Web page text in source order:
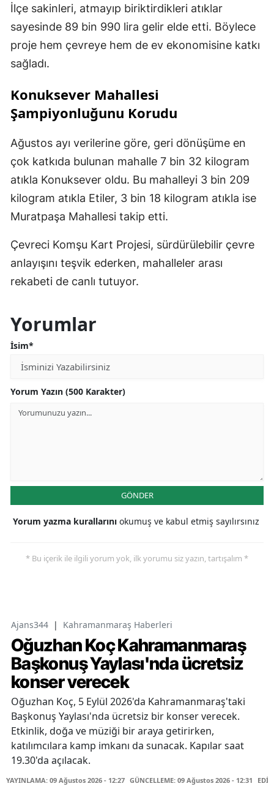
İlçe sakinleri, atmayıp biriktirdikleri atıklar
sayesinde 89 bin 990 lira gelir elde etti. Böylece
proje hem çevreye hem de ev ekonomisine katkı
sağladı.
Konuksever Mahallesi
Şampiyonluğunu Korudu
Ağustos ayı verilerine göre, geri dönüşüme en
çok katkıda bulunan mahalle 7 bin 32 kilogram
atıkla Konuksever oldu. Bu mahalleyi 3 bin 209
kilogram atıkla Etiler, 3 bin 18 kilogram atıkla ise
Muratpaşa Mahallesi takip etti.
Çevreci Komşu Kart Projesi, sürdürülebilir çevre
anlayışını teşvik ederken, mahalleler arası
rekabeti de canlı tutuyor.
Yorumlar
İsim*
Yorum Yazın (500 Karakter)
GÖNDER
Yorum yazma kurallarını okumuş ve kabul etmiş sayılırsınız
* Bu içerik ile ilgili yorum yok, ilk yorumu siz yazın, tartışalım *
Ajans344 | Kahramanmaraş Haberleri
Oğuzhan Koç Kahramanmaraş
Başkonuş Yaylası'nda ücretsiz
konser verecek
Oğuzhan Koç, 5 Eylül 2026'da Kahramanmaraş'taki
Başkonuş Yaylası'nda ücretsiz bir konser verecek.
Etkinlik, doğa ve müziği bir araya getirirken,
katılımcılara kamp imkanı da sunacak. Kapılar saat
19.30'da açılacak.
YAYINLAMA: 09 Ağustos 2026 - 12:27 GÜNCELLEME: 09 Ağustos 2026 - 12:31